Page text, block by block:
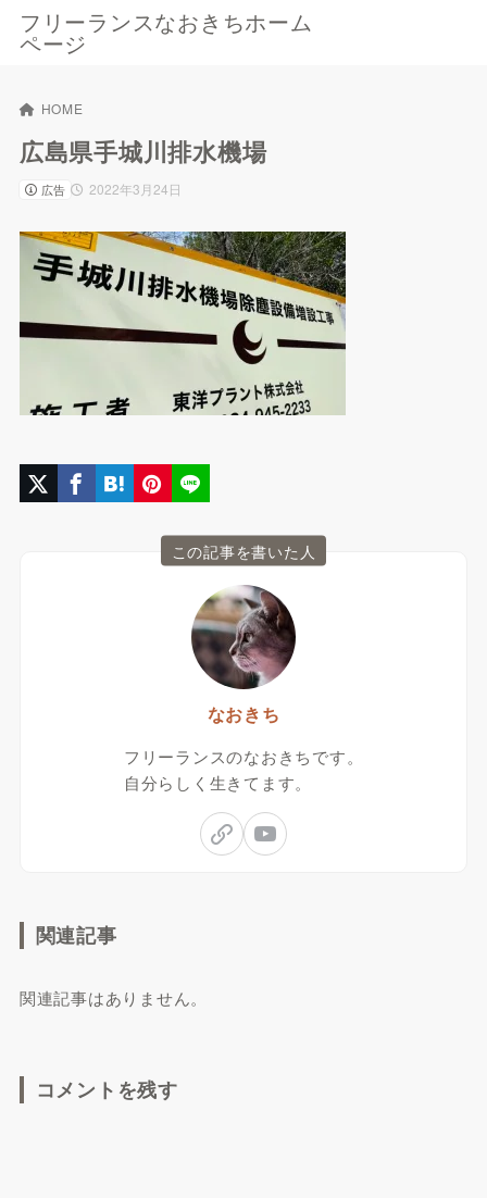
フリーランスなおきちホーム
ページ
HOME
広島県手城川排水機場
広告 2022年3月24日
この記事を書いた人
なおきち
フリーランスのなおきちです。
自分らしく生きてます。
関連記事
関連記事はありません。
コメントを残す